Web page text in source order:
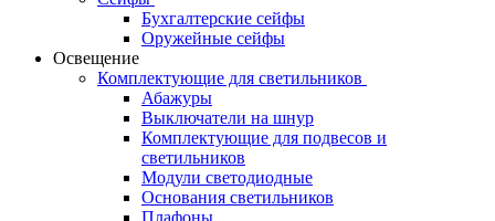
Бухгалтерские сейфы
Оружейные сейфы
Освещение
Комплектующие для светильников
Абажуры
Выключатели на шнур
Комплектующие для подвесов и
светильников
Модули светодиодные
Основания светильников
Плафоны